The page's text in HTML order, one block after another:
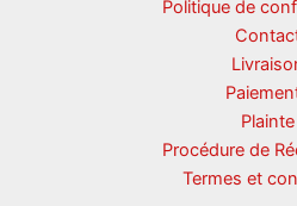
Politique de
Plainte
Procédure de
Termes et